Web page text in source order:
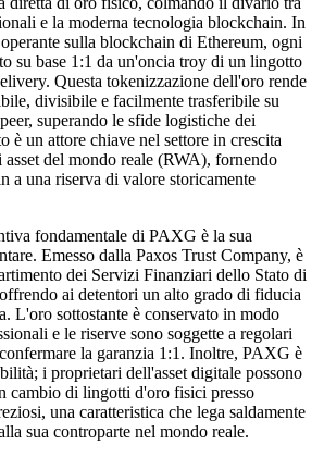
e la moderna tecnologia blockchain. In
sulla blockchain di Ethereum, ogni
su base 1:1 da un'oncia troy di un lingotto
Questa tokenizzazione dell'oro rende
divisibile e facilmente trasferibile su
superando le sfide logistiche dei
è un attore chiave nel settore in crescita
del mondo reale (RWA), fornendo
a una riserva di valore storicamente
fondamentale di PAXG è la sua
Emesso dalla Paxos Trust Company, è
dei Servizi Finanziari dello Stato di
ai detentori un alto grado di fiducia
L'oro sottostante è conservato in modo
e le riserve sono soggette a regolari
la garanzia 1:1. Inoltre, PAXG è
i proprietari dell'asset digitale possono
cambio di lingotti d'oro fisici presso
una caratteristica che lega saldamente
sua controparte nel mondo reale.